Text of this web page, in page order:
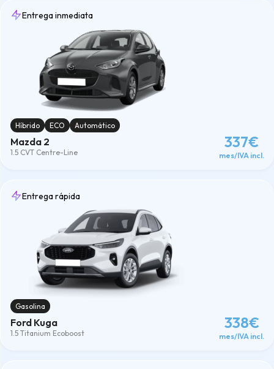
Entrega inmediata
Híbrido ECO Automático
Mazda 2
1.5 CVT Centre-Line
337€
mes/IVA incl.
Entrega rápida
Gasolina
Ford Kuga
1.5 Titanium Ecoboost
338€
mes/IVA incl.